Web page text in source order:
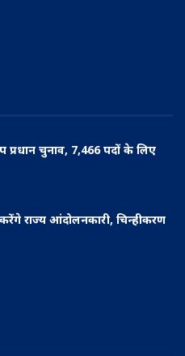
प्रधान चुनाव, 7,466 पदों के लिए
राज्य आंदोलनकारी, चिन्हीकरण